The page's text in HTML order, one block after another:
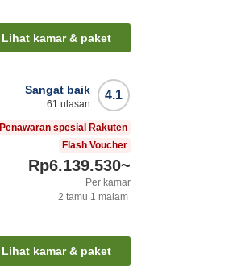
Lihat kamar & paket
4.1
Sangat baik
61 ulasan
Penawaran spesial Rakuten
Flash Voucher
Rp6.139.530~
Per kamar
2 tamu 1 malam
Lihat kamar & paket